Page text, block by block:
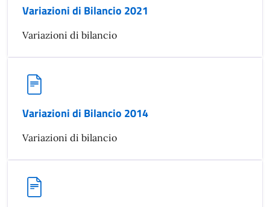
Variazioni di Bilancio 2021
Variazioni di bilancio
Variazioni di Bilancio 2014
Variazioni di bilancio